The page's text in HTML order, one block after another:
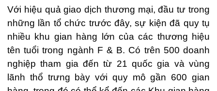
Với hiệu quả giao dịch thương mại, đầu tư trong
những lần tổ chức trước đây, sự kiện đã quy tụ
nhiều khu gian hàng lớn của các thương hiệu
tên tuổi trong ngành F & B. Có trên 500 doanh
nghiệp tham gia đến từ 21 quốc gia và vùng
lãnh thổ trưng bày với quy mô gần 600 gian